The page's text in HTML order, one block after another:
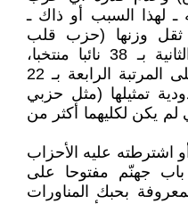
ـ لهذا السبب أو ذاك ـ
ثقل وزنها (حزب قلب
تونس الذي جاء في المرتبة الثانية بـ 38 نائبا منتخبا،
وائتلاف الكرامة الذي حصل على المرتبة الرابعة بـ 22
تمثيلها (مثل حزبي
لم يكن لكليهما أكثر من
اشترطته عليه الأحزاب
جهنّم مفتوحا على
بحبك المناورات